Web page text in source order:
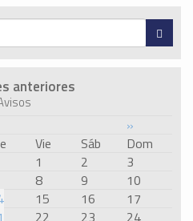
anteriores
»
Vie Sáb
Dom
1
2
3
8 9
10
15 16
17